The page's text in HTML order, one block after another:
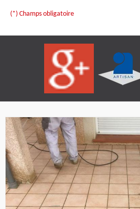
(*) Champs obligatoire